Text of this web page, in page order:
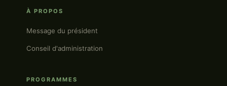
À PROPOS
Message du président
Conseil d'administration
PROGRAMMES